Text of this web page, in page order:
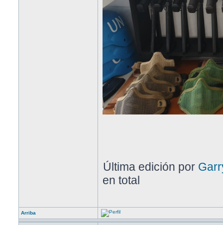
Última edición por
en total
Arriba